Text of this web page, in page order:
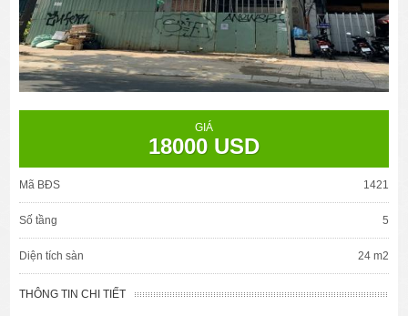
GIÁ
18000 USD
Mã BĐS 1421
Số tầng 5
Diện tích sàn 24 m2
THÔNG TIN CHI TIẾT